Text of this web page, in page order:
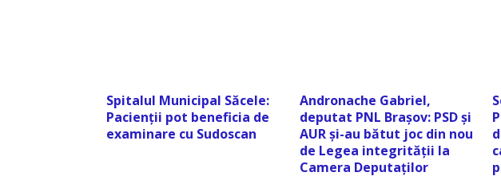
Spitalul Municipal Săcele:
Pacienții pot beneficia de
examinare cu Sudoscan
Andronache Gabriel,
deputat PNL Brașov: PSD și
AUR și-au bătut joc din nou
de Legea integrității la
Camera Deputaților